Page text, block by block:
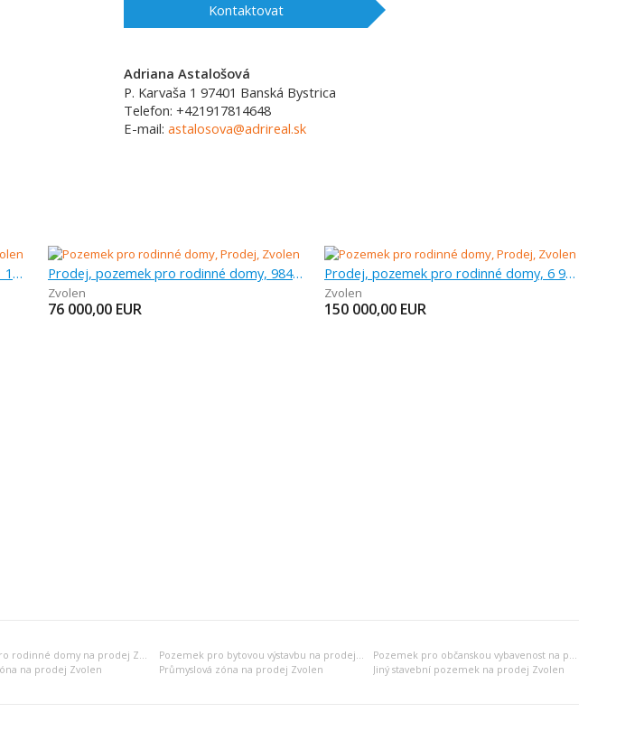
Kontaktovat
Adriana Astalošová
P. Karvaša 1 97401 Banská Bystrica
Telefon: +421917814648
E-mail: astalosova@adrireal.sk
Prodej, pozemek pro rodinné domy, 1 102 m Prodej, pozemek pro rodinné domy, 984 m
Zvolen
76 000,00 EUR
Prodej, pozemek pro rodinné domy, 6 998 m
Zvolen
150 000,00 EUR
Pozemek pro rodinné domy na prodej Zvolen Pozemek pro bytovou výstavbu na prodej Zvolen
Pozemek pro občanskou vybavenost na prodej Zvolen
na prodej Zvolen Průmyslová zóna na prodej Zvolen Jiný stavební pozemek na prodej Zvolen